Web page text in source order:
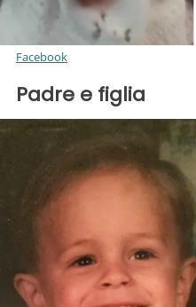
Facebook
Padre e figlia